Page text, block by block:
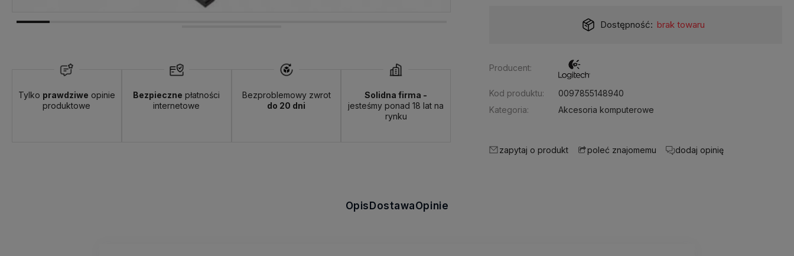
Tylko prawdziwe opinie
produktowe
Bezpieczne płatności
internetowe
Bezproblemowy zwrot
do 20 dni
Solidna firma -
jesteśmy ponad 18 lat na
rynku
Dostępność: Dostępność: brak towaru
Producent:
Kod produktu:
0097855148940
Kategoria:
Akcesoria komputerowe
zapytaj o produkt poleć znajomemu dodaj opinię
OpisDostawaOpinie